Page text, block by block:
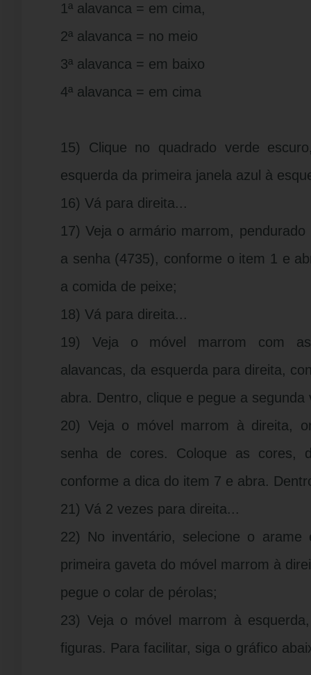
1ª alavanca = em cima,
2ª alavanca = no meio
3ª alavanca = em baixo
4ª alavanca = em cima
15) Clique no quadrado verde
esquerda da primeira janela azul à
16) Vá para direita...
17) Veja o armário marrom,
a senha (4735), conforme o item 1 e
a comida de peixe;
18) Vá para direita...
19) Veja o móvel marrom com
alavancas, da esquerda para direita,
abra. Dentro, clique e pegue a segunda
20) Veja o móvel marrom à direita,
senha de cores. Coloque as cores,
conforme a dica do item 7 e abra.
21) Vá 2 vezes para direita...
22) No inventário, selecione o
primeira gaveta do móvel marrom à
pegue o colar de pérolas;
23) Veja o móvel marrom à
figuras. Para facilitar, siga o gráfico